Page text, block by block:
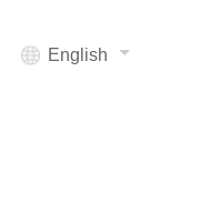
English